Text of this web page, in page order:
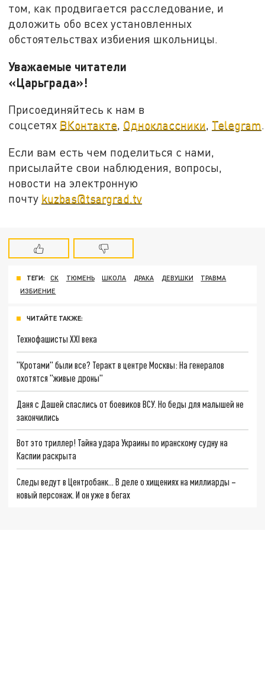
том, как продвигается расследование, и
доложить обо всех установленных
обстоятельствах избиения школьницы.
Уважаемые читатели
«Царьграда»!
Присоединяйтесь к нам в
соцсетях ВКонтакте, Одноклассники, Telegram.
Если вам есть чем поделиться с нами,
присылайте свои наблюдения, вопросы,
новости на электронную
почту kuzbas@tsargrad.tv
ТЕГИ: СК ТЮМЕНЬ ШКОЛА ДРАКА ДЕВУШКИ
ТРАВМА
ИЗБИЕНИЕ
ЧИТАЙТЕ ТАКЖЕ:
Технофашисты XXI века
"Кротами" были все? Теракт в центре Москвы: На генералов
охотятся "живые дроны"
Даня с Дашей спаслись от боевиков ВСУ. Но беды для малышей не
закончились
Вот это триллер! Тайна удара Украины по иранскому судну на
Каспии раскрыта
Следы ведут в Центробанк… В деле о хищениях на миллиарды –
новый персонаж. И он уже в бегах